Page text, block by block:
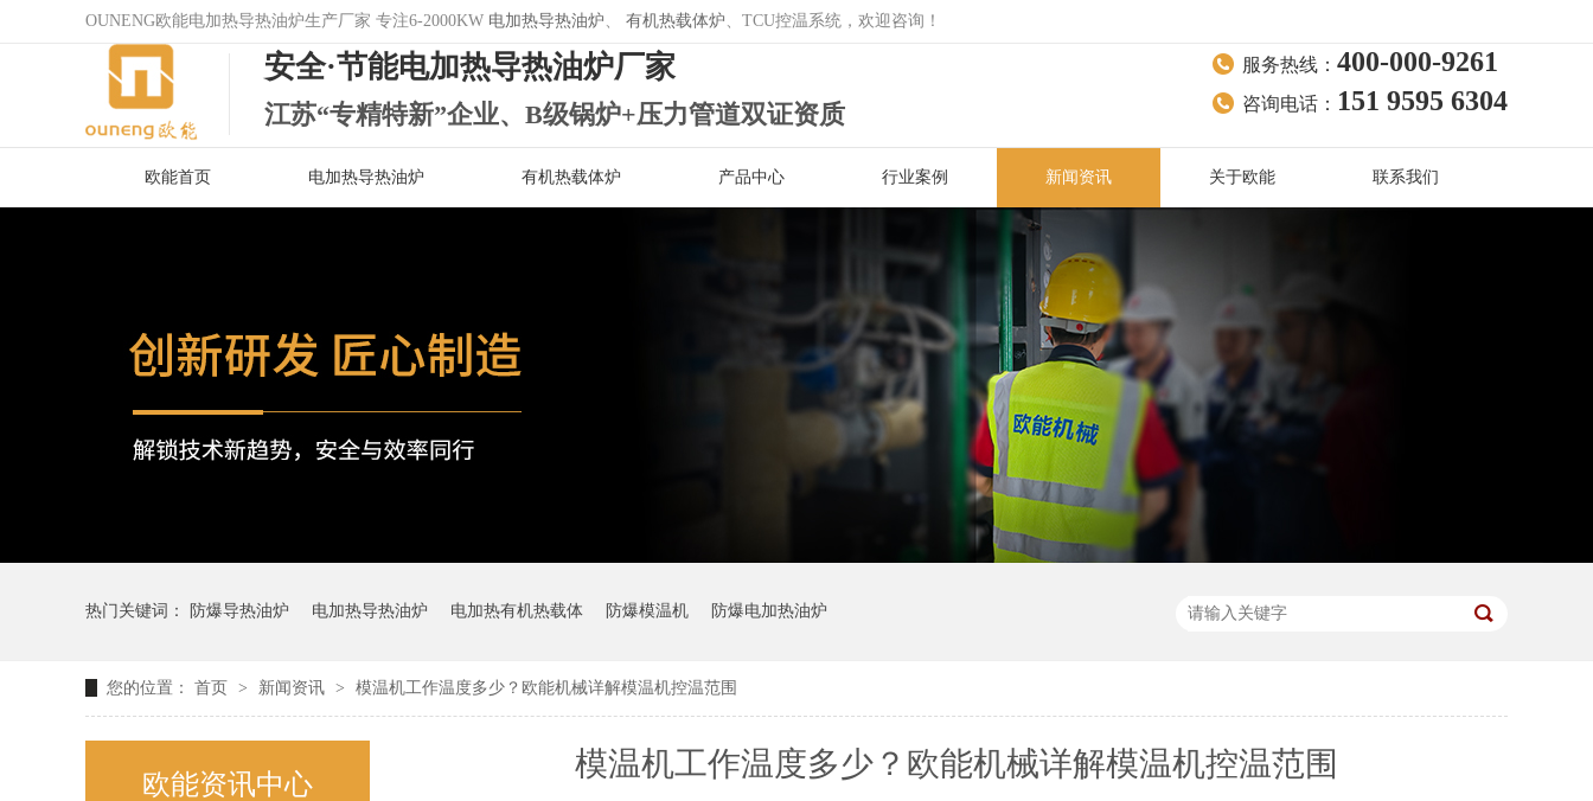
OUNENG欧能电加热导热油炉生产厂家 专注6-2000KW 电加热导热油炉 、 有机热载体炉 、TCU控温系统，欢迎咨询！
安全·节能电加热导热油炉厂家
江苏“专精特新”企业、B级锅炉+压力管道双证资质
服务热线： 400-000-9261
咨询电话： 151 9595 6304
欧能首页 电加热导热油炉 有机热载体炉 产品中心 行业案例 新闻资讯 关于欧能 联系我们
热门关键词： 防爆导热油炉 电加热导热油炉 电加热有机热载体 防爆模温机 防爆电加热油炉
您的位置： 首页 > 新闻资讯 > 模温机工作温度多少？欧能机械详解模温机控温范围
模温机工作温度多少？欧能机械详解模温机控温范围
欧能资讯中心